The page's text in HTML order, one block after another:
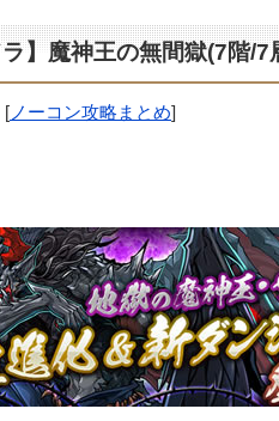
】魔神王の無間獄(7階/
[ノーコン攻略まとめ]